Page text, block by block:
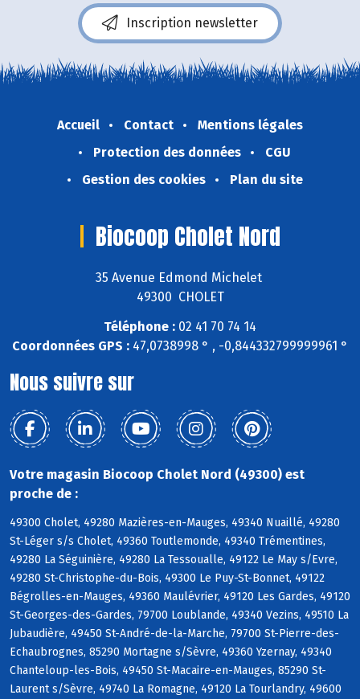
Inscription newsletter
Accueil Contact
Mentions légales
Protection des données
CGU
Gestion des cookies
Plan du site
Biocoop Cholet Nord
35 Avenue Edmond Michelet
49300 CHOLET
Téléphone : 02 41 70 74 14
Coordonnées GPS : 47,0738998 ° , -0,844332799999961 °
Nous suivre sur
Votre magasin Biocoop Cholet Nord (49300) est
proche de :
49300 Cholet, 49280 Mazières-en-Mauges, 49340 Nuaillé, 49280
St-Léger s/s Cholet, 49360 Toutlemonde, 49340 Trémentines,
49280 La Séguinière, 49280 La Tessoualle, 49122 Le May s/Evre,
49280 St-Christophe-du-Bois, 49300 Le Puy-St-Bonnet, 49122
Bégrolles-en-Mauges, 49360 Maulévrier, 49120 Les Gardes, 49120
St-Georges-des-Gardes, 79700 Loublande, 49340 Vezins, 49510 La
Jubaudière, 49450 St-André-de-la-Marche, 79700 St-Pierre-des-
Echaubrognes, 85290 Mortagne s/Sèvre, 49360 Yzernay, 49340
Chanteloup-les-Bois, 49450 St-Macaire-en-Mauges, 85290 St-
Laurent s/Sèvre, 49740 La Romagne, 49120 La Tourlandry, 49600